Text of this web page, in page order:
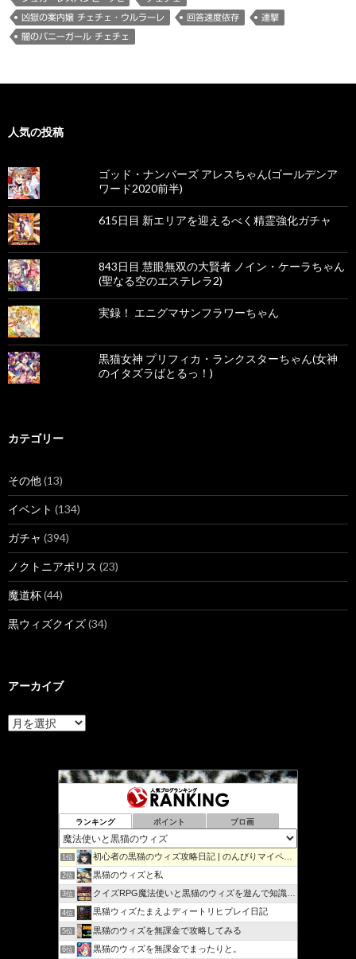
凶獄の案内嬢 チェチェ・ウルラーレ 回答速度依存 連撃
闇のバニーガール チェチェ
人気の投稿
ゴッド・ナンバーズ アレスちゃん(ゴールデンア
ワード2020前半)
615日目 新エリアを迎えるべく精霊強化ガチャ
843日目 慧眼無双の大賢者 ノイン・ケーラちゃん
(聖なる空のエステレラ2)
実録！ エニグマサンフラワーちゃん
黒猫女神 プリフィカ・ランクスターちゃん(女神
のイタズラばとるっ！)
カテゴリー
その他(13)
イベント (134)
ガチャ (394)
ノクトニアポリス (23)
魔道杯(44)
黒ウィズクイズ(34)
アーカイブ
ア
ー
ランキング ポイント ブロ画
1位 初心者の黒猫のウィズ攻略日記 | のんびりマイペースで攻略…
2位 黒猫のウィズと私
3位 クイズRPG魔法使いと黒猫のウィズを遊んで知識を増やそう
4位 黒猫ウィズたまえよディートリヒプレイ日記
5位 黒猫のウィズを無課金で攻略してみる
6位 黒猫のウィズを無課金でまったりと。